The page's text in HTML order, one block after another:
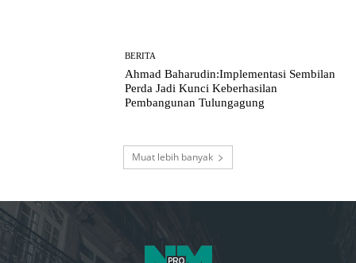
BERITA
Ahmad Baharudin:Implementasi Sembilan
Perda Jadi Kunci Keberhasilan
Pembangunan Tulungagung
Muat lebih banyak